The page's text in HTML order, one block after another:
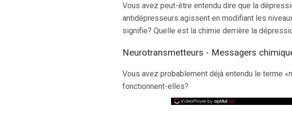
Vous avez peut-être entendu dire que la
antidépresseurs agissent en modifiant les
signifie? Quelle est la chimie derrière la
Neurotransmetteurs - Messagers
Vous avez probablement déjà entendu le terme
fonctionnent-elles?